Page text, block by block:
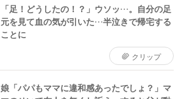
「足！どうしたの！？」ウソッ…。自分の足
元を見て血の気が引いた…半泣きで帰宅する
ことに
クリップ
娘「パパもママに違和感あったでしょ？」マ